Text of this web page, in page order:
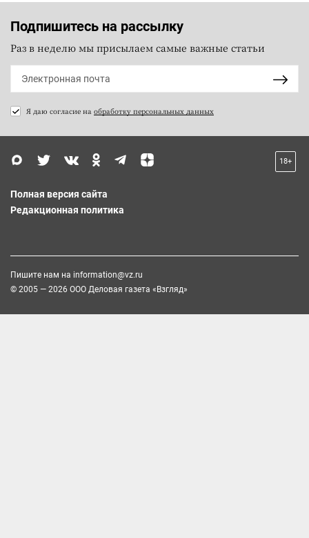
Подпишитесь на рассылку
Раз в неделю мы присылаем самые важные статьи
Я даю согласие на обработку персональных данных
18+
Полная версия сайта
Редакционная политика
Пишите нам на information@vz.ru
© 2005 — 2026 ООО Деловая газета «Взгляд»